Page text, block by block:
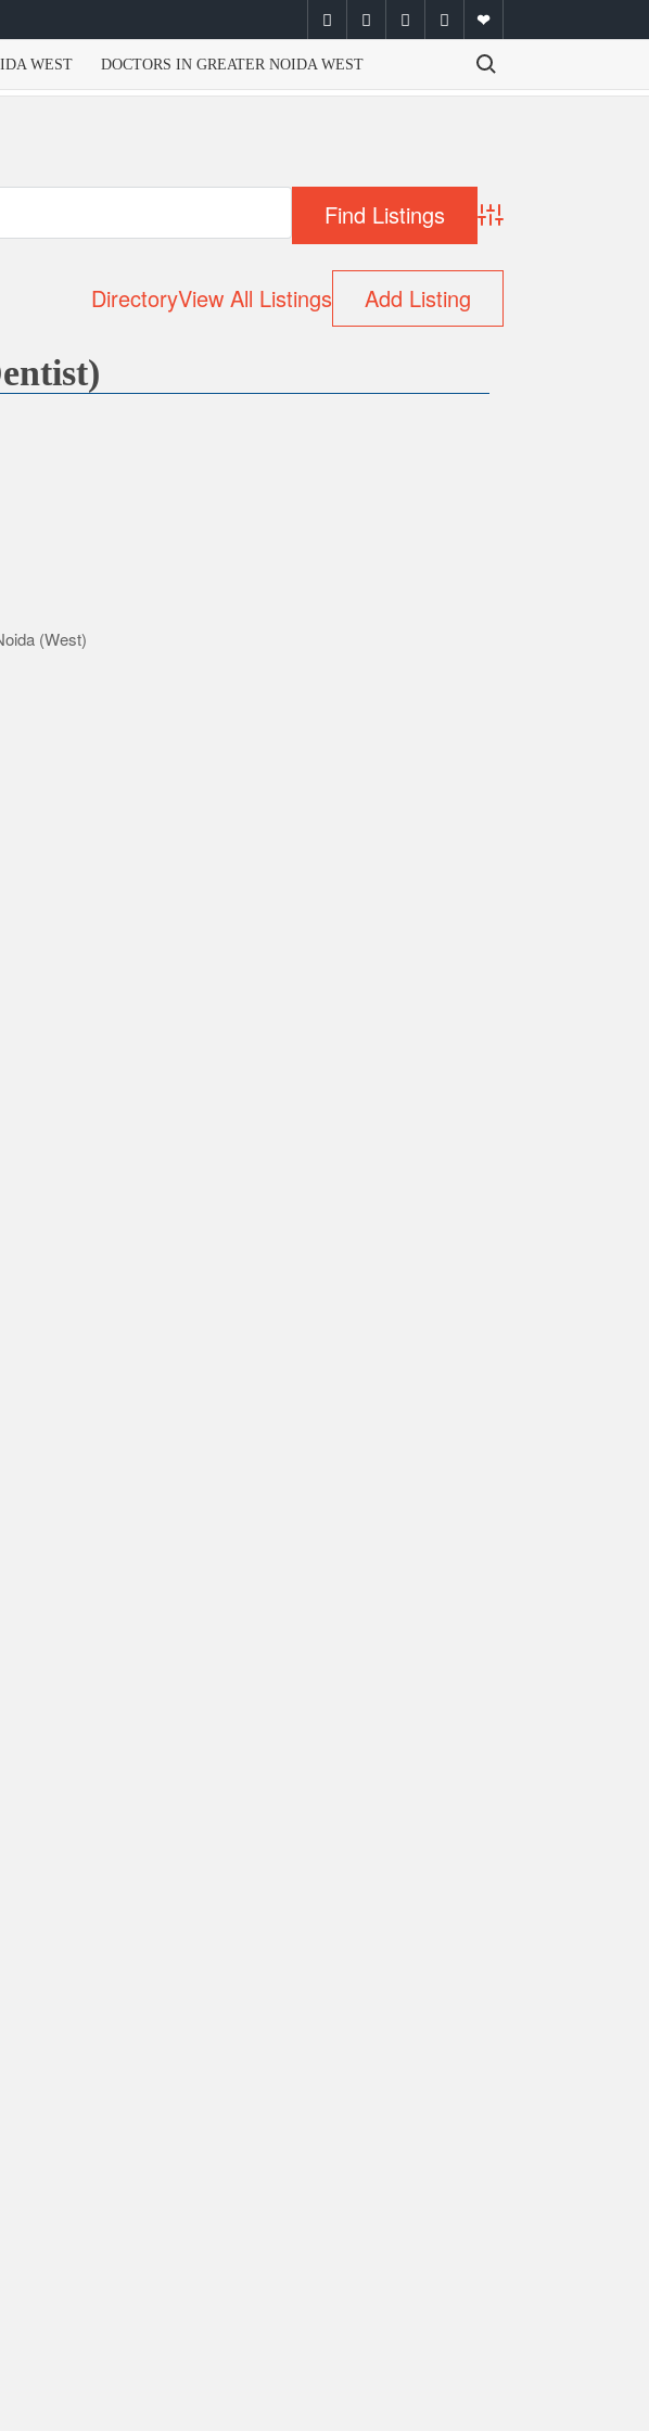
facebooktwitterinstagram
youtubeemail
WEST DOCTORS IN GREATER NOIDA WEST Search for:
Advanced Search
DirectoryView All Listings Add Listing
(West)